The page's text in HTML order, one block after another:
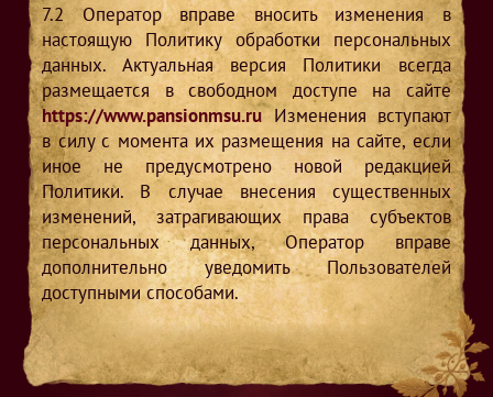
7.2 Оператор вправе вносить изменения в
настоящую Политику обработки персональных
данных. Актуальная версия Политики всегда
размещается в свободном доступе на сайте
https://www.pansionmsu.ruИзменения вступают
в силу с момента их размещения на сайте, если
иное не предусмотрено новой редакцией
Политики. В случае внесения существенных
изменений, затрагивающих права субъектов
персональных данных, Оператор вправе
дополнительно уведомить Пользователей
доступными способами.